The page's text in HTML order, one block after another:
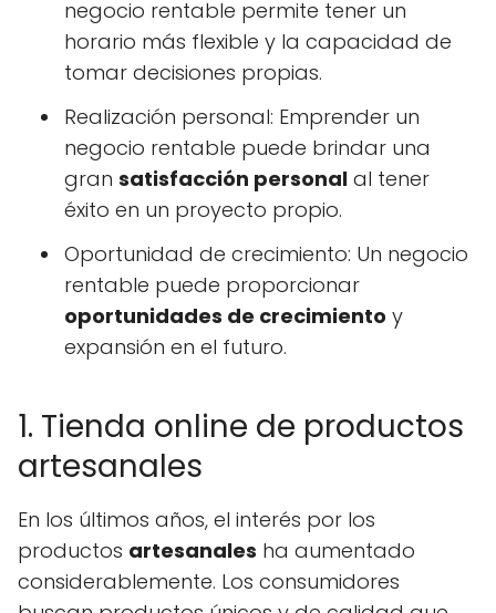
negocio rentable permite tener un
horario más flexible y la capacidad de
tomar decisiones propias.
Realización personal: Emprender un
negocio rentable puede brindar una
gran satisfacción personal al tener
éxito en un proyecto propio.
Oportunidad de crecimiento: Un negocio
rentable puede proporcionar
oportunidades de crecimiento y
expansión en el futuro.
1. Tienda online de productos
artesanales
En los últimos años, el interés por los
productos artesanales ha aumentado
considerablemente. Los consumidores